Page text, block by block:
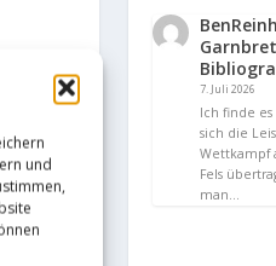
und
7. Juli 2026
Ich finde
sich die
Wettkampf
Fels
man…